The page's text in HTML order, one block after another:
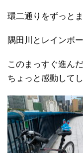
環二通りをずっと
隅田川とレインボ
このまっすぐ進ん
ちょっと感動して